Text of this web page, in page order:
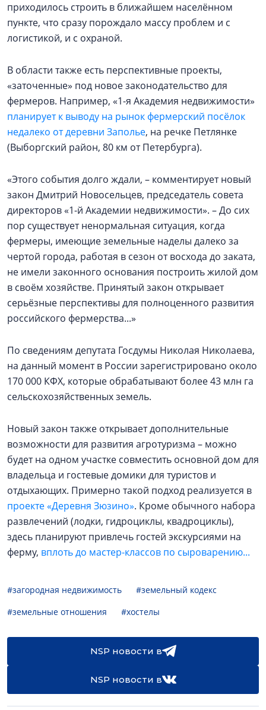
приходилось строить в ближайшем населённом
пункте, что сразу порождало массу проблем и с
логистикой, и с охраной.
В области также есть перспективные проекты,
«заточенные» под новое законодательство для
фермеров. Например, «1-я Академия недвижимости»
планирует к выводу на рынок фермерский посёлок
недалеко от деревни Заполье, на речке Петлянке
(Выборгский район, 80 км от Петербурга).
«Этого события долго ждали, – комментирует новый
закон Дмитрий Новосельцев, председатель совета
директоров «1-й Академии недвижимости». – До сих
пор существует ненормальная ситуация, когда
фермеры, имеющие земельные наделы далеко за
чертой города, работая в сезон от восхода до заката,
не имели законного основания построить жилой дом
в своём хозяйстве. Принятый закон открывает
серьёзные перспективы для полноценного развития
российского фермерства...»
По сведениям депутата Госдумы Николая Николаева,
на данный момент в России зарегистрировано около
170 000 КФХ, которые обрабатывают более 43 млн га
сельскохозяйственных земель.
Новый закон также открывает дополнительные
возможности для развития агротуризма – можно
будет на одном участке совместить основной дом для
владельца и гостевые домики для туристов и
отдыхающих. Примерно такой подход реализуется в
проекте «Деревня Зюзино». Кроме обычного набора
развлечений (лодки, гидроциклы, квадроциклы),
здесь планируют привлечь гостей экскурсиями на
ферму, вплоть до мастер-классов по сыроварению...
#загородная недвижимость
#земельный кодекс
#земельные отношения
#хостелы
NSP новости в
NSP новости в